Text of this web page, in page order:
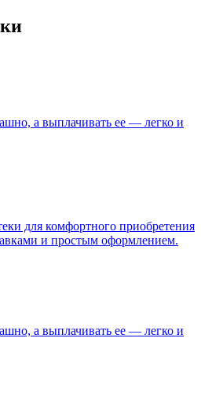
а выплачивать ее — легко и
для комфортного приобретения
и простым оформлением.
а выплачивать ее — легко и